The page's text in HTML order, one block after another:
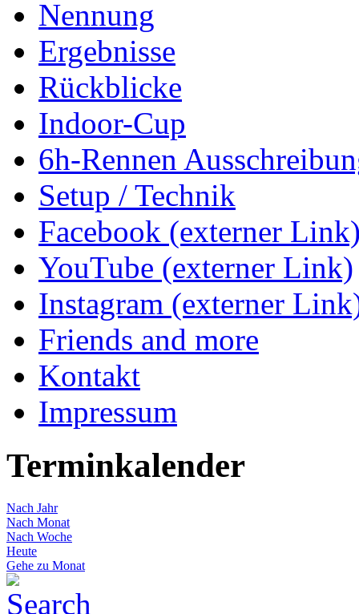
Nennung
Ergebnisse
Rückblicke
Indoor-Cup
6h-Rennen
Setup / Technik
Facebook (externer
YouTube (externer Link)
Instagram (externer
Friends and more
Kontakt
Impressum
Terminkalender
Nach Jahr
Nach Monat
Nach Woche
Heute
Gehe zu Monat